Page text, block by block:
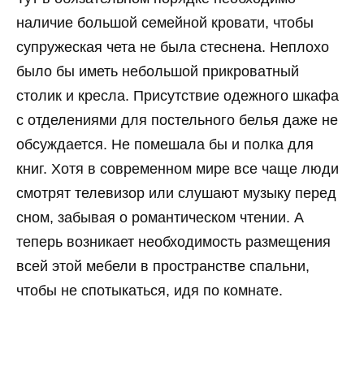
наличие большой семейной кровати, чтобы
супружеская чета не была стеснена. Неплохо
было бы иметь небольшой прикроватный
столик и кресла. Присутствие одежного шкафа
с отделениями для постельного белья даже не
обсуждается. Не помешала бы и полка для
книг. Хотя в современном мире все чаще люди
смотрят телевизор или слушают музыку перед
сном, забывая о романтическом чтении. А
теперь возникает необходимость размещения
всей этой мебели в пространстве спальни,
чтобы не спотыкаться, идя по комнате.